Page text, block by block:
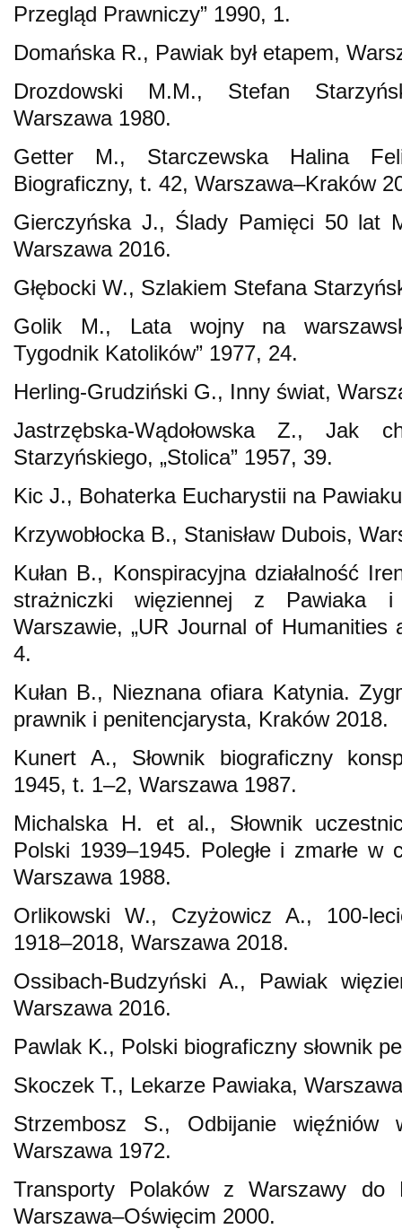
Przegląd Prawniczy” 1990, 1.
Domańska R., Pawiak był etapem,
Drozdowski M.M., Stefan
Warszawa 1980.
Getter M., Starczewska Halina
Biograficzny, t. 42, Warszawa–Kraków
Gierczyńska J., Ślady Pamięci 50 lat
Warszawa 2016.
Głębocki W., Szlakiem Stefana
Golik M., Lata wojny na
Tygodnik Katolików” 1977, 24.
Herling-Grudziński G., Inny świat,
Jastrzębska-Wądołowska Z., Jak
Starzyńskiego, „Stolica” 1957, 39.
Kic J., Bohaterka Eucharystii na
Krzywobłocka B., Stanisław Dubois,
Kułan B., Konspiracyjna działalność
strażniczki więziennej z Pawiaka
Warszawie, „UR Journal of Humanities
4.
Kułan B., Nieznana ofiara Katynia.
prawnik i penitencjarysta, Kraków 2018.
Kunert A., Słownik biograficzny
1945, t. 1–2, Warszawa 1987.
Michalska H. et al., Słownik
Polski 1939–1945. Poległe i zmarłe w
Warszawa 1988.
Orlikowski W., Czyżowicz A., 100-
1918–2018, Warszawa 2018.
Ossibach-Budzyński A., Pawiak
Warszawa 2016.
Pawlak K., Polski biograficzny słownik
Skoczek T., Lekarze Pawiaka,
Strzembosz S., Odbijanie więźniów
Warszawa 1972.
Transporty Polaków z Warszawy do
Warszawa–Oświęcim 2000.